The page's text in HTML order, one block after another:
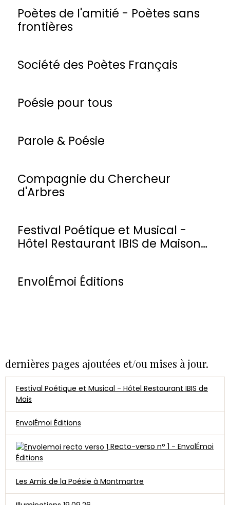
Poètes de l'amitié - Poètes sans
frontières
Société des Poètes Français
Poésie pour tous
Parole & Poésie
Compagnie du Chercheur
d'Arbres
Festival Poétique et Musical -
Hôtel Restaurant IBIS de Maisons-
EnvolÉmoi Éditions
dernières pages ajoutées et/ou mises à jour.
Festival Poétique et Musical - Hôtel Restaurant IBIS de
Mais
EnvolÉmoi Éditions
Recto-verso n° 1 - EnvolÉmoi
Éditions
Les Amis de la Poésie à Montmartre